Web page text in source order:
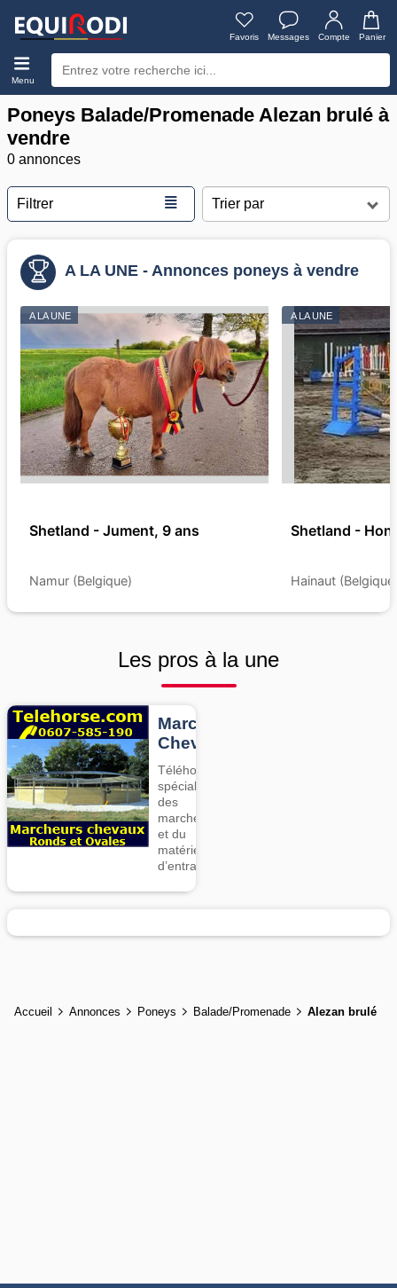
Favoris Messages Compte Panier
Menu
Poneys Balade/Promenade Alezan brulé à
vendre
0 annonces
Filtrer ≣
A LA UNE - Annonces poneys à vendre
A LA UNE
Shetland - Jument, 9 ans
Namur (Belgique)
A LA UNE
Shetland -
Hainaut
Les pros à la une
Marcheurs
Chevaux
Téléhorse,
spécialiste
des
marcheurs
et du
matériel
d’entrainement
Accueil Annonces Poneys Balade/Promenade Alezan brulé